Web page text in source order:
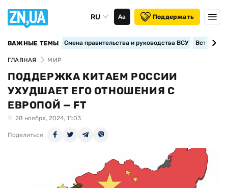
RU Аа Поддержать
ВАЖНЫЕ ТЕМЫ Смена правительства и руководства ВСУ
ГЛАВНАЯ МИР
ПОДДЕРЖКА КИТАЕМ РОССИИ
УХУДШАЕТ ЕГО ОТНОШЕНИЯ С
ЕВРОПОЙ — FT
28 ноября, 2024, 11:03
Поделиться